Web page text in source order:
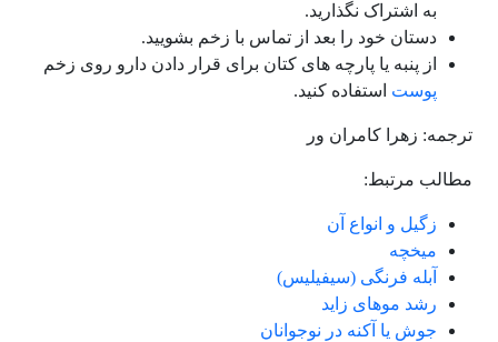
به اشتراک نگذارید.
دستان خود را بعد از تماس با زخم بشویید.
از پنبه یا پارچه های کتان برای قرار دادن دارو روی زخم
پوست استفاده کنید.
ترجمه: زهرا کامران ور
مطالب مرتبط:
زگیل و انواع آن
میخچه
آبله فرنگی (سیفیلیس)
رشد موهای زاید
جوش یا آکنه در نوجوانان